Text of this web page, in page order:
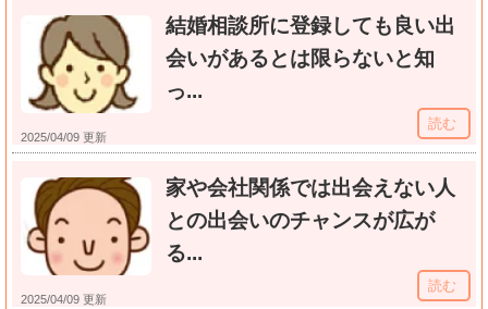
2025/04/09 更新
結婚相談所に登録しても良い出
会いがあるとは限らないと知
っ...
読む
2025/04/09 更新
家や会社関係では出会えない人
との出会いのチャンスが広が
る...
読む